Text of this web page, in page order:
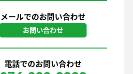
メールでのお問い合わせ
お問い合わせ
電話でのお問い合わせ